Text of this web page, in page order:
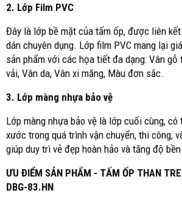
2. Lớp Film PVC
Đây là lớp bề mặt của tấm ốp, được liên
dán chuyên dụng. Lớp film PVC mang lại
sản phẩm với các họa tiết đa dạng: Vân gỗ
vải, Vân da, Vân xi măng, Màu đơn sắc.
3. Lớp màng nhựa bảo vệ
Lớp màng nhựa bảo vệ là lớp cuối cùng, có
xước trong quá trình vận chuyển, thi công,
giúp duy trì vẻ đẹp hoàn hảo và tăng độ
ƯU ĐIỂM SẢN PHẨM - TẤM ỐP THAN
DBG-83.HN